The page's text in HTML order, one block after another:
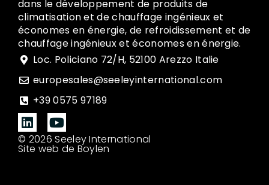
dans le développement de produits de
climatisation et de chauffage ingénieux et
économes en énergie, de refroidissement et de
chauffage ingénieux et économes en énergie.
Loc. Policiano 72/H, 52100 Arezzo Italie
europesales@seeleyinternational.com
+39 0575 97189
© 2026 Seeley International
Site web de Boylen